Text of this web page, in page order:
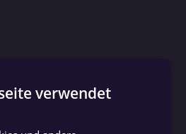
verwendet